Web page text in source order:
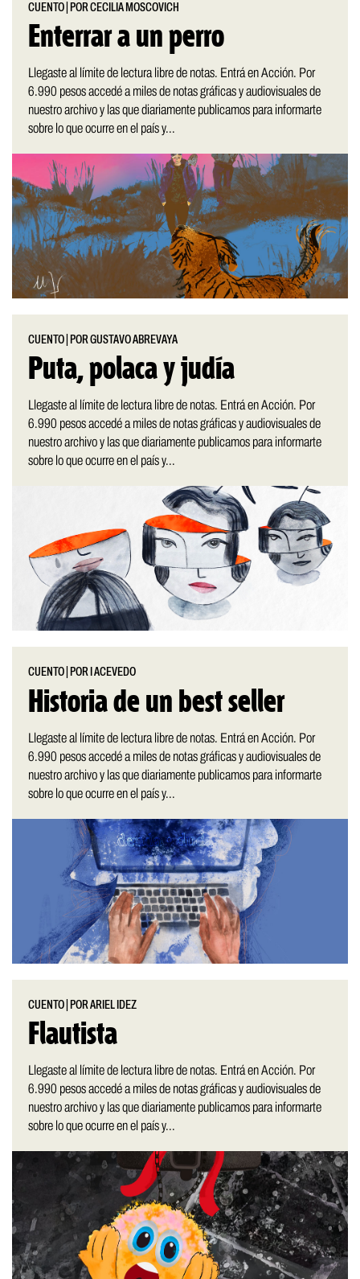
CUENTO POR CECILIA MOSCOVICH
Enterrar a un perro
Llegaste al límite de lectura libre de notas. Entrá en Acción. Por
6.990 pesos accedé a miles de notas gráficas y audiovisuales de
nuestro archivo y las que diariamente publicamos para informarte
sobre lo que ocurre en el país y...
CUENTO POR GUSTAVO ABREVAYA
Puta, polaca y judía
Llegaste al límite de lectura libre de notas. Entrá en Acción. Por
6.990 pesos accedé a miles de notas gráficas y audiovisuales de
nuestro archivo y las que diariamente publicamos para informarte
sobre lo que ocurre en el país y...
CUENTO POR I ACEVEDO
Historia de un best seller
Llegaste al límite de lectura libre de notas. Entrá en Acción. Por
6.990 pesos accedé a miles de notas gráficas y audiovisuales de
nuestro archivo y las que diariamente publicamos para informarte
sobre lo que ocurre en el país y...
CUENTO POR ARIEL IDEZ
Flautista
Llegaste al límite de lectura libre de notas. Entrá en Acción. Por
6.990 pesos accedé a miles de notas gráficas y audiovisuales de
nuestro archivo y las que diariamente publicamos para informarte
sobre lo que ocurre en el país y...